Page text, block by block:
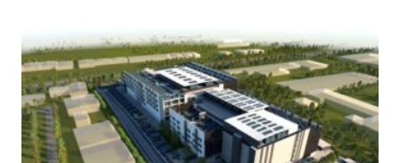
Submit Comment